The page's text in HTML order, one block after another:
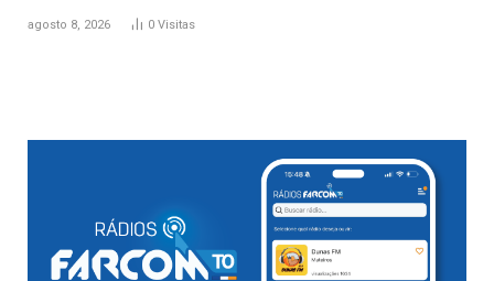
agosto 8, 2026 0 Visitas